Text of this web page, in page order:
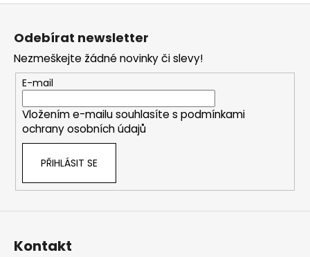
Z
Odebírat newsletter
Nezmeškejte žádné novinky či slevy!
E-mail
Vložením e-mailu souhlasíte s podmínkami
ochrany osobních údajů
PŘIHLÁSIT SE
Kontakt